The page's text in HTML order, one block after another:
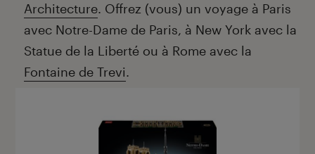
Architecture. Offrez (vous) un voyage à Paris
avec Notre-Dame de Paris, à New York avec la
Statue de la Liberté ou à Rome avec la
Fontaine de Trevi.